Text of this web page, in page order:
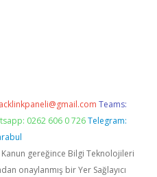
Teams:
0262 606 0 726 Telegram:
Kanun gereğince Bilgi Teknolojileri
onaylanmış bir Yer Sağlayıcı